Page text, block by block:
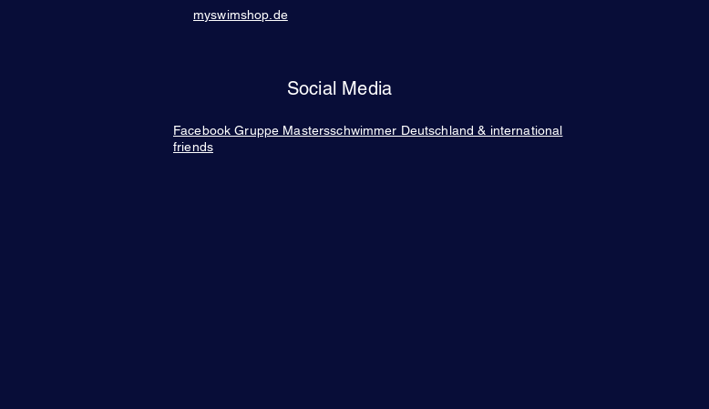
myswimshop.de
Social Media
Facebook Gruppe Mastersschwimmer Deutschland & international
friends